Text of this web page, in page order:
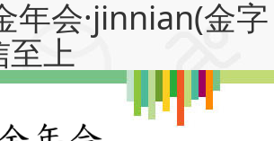
年会·jinnian(金字
至上